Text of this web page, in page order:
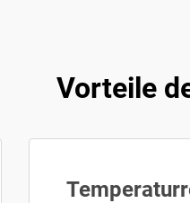
Vorteile